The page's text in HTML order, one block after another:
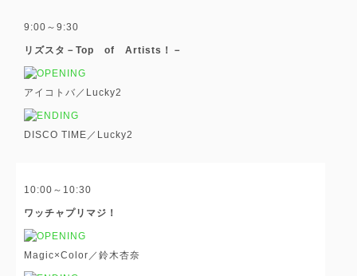
9:00～9:30
リズスタ－Top of Artists！－
アイコトバ／Lucky2
DISCO TIME／Lucky2
10:00～10:30
ワッチャプリマジ！
Magic×Color／鈴木杏奈